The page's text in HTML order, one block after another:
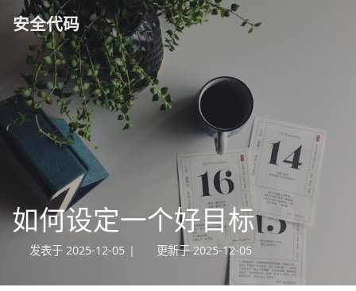
安全代码
如何设定一个好目标
发表于 2025-12-05 | 更新于 2025-12-05